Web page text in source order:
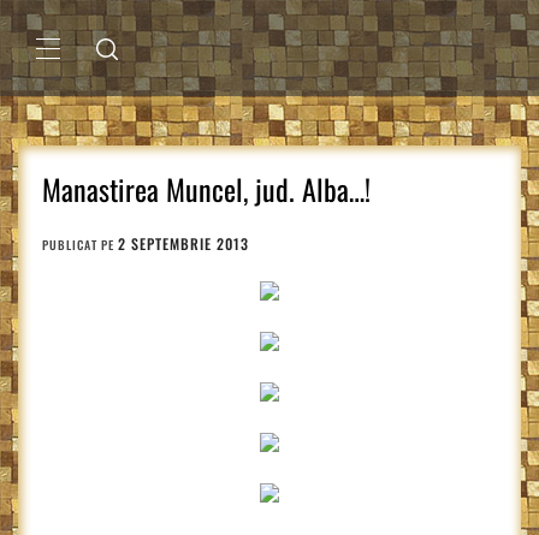
Sari
la
conținutMENIU
PRINCIPAL
Manastirea Muncel, jud. Alba…!
PUBLICAT PE 2 SEPTEMBRIE 2013